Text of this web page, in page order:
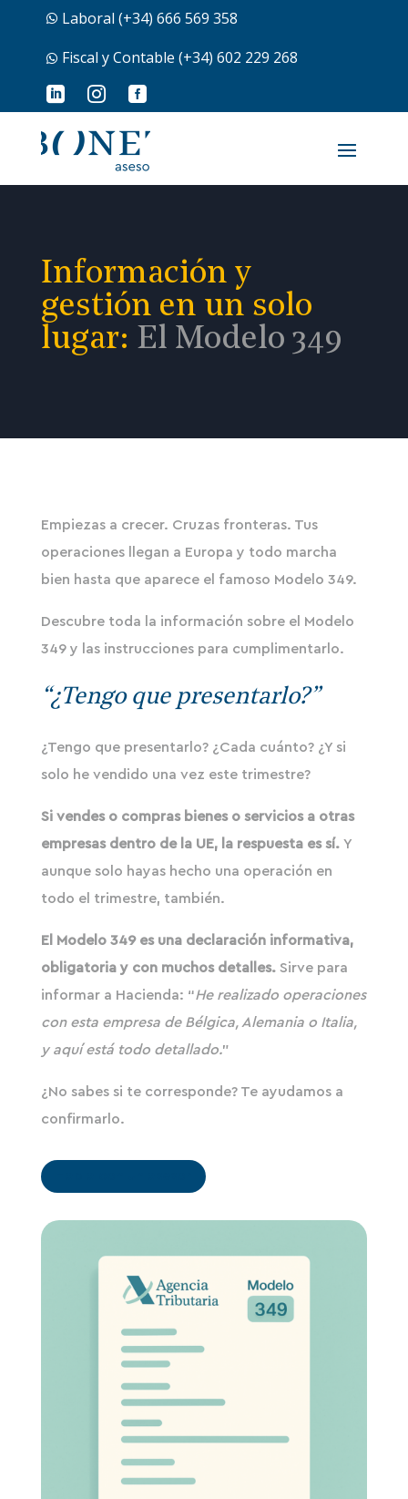
 Laboral (+34) 666 569 358
 Fiscal y Contable (+34) 602 229 268
  
Información y
gestión en un solo
lugar: El Modelo 349
Empiezas a crecer. Cruzas fronteras. Tus
operaciones llegan a Europa y todo marcha
bien hasta que aparece el famoso Modelo 349.
Descubre toda la información sobre el Modelo
349 y las instrucciones para cumplimentarlo.
“¿Tengo que presentarlo?”
¿Tengo que presentarlo? ¿Cada cuánto? ¿Y si
solo he vendido una vez este trimestre?
Si vendes o compras bienes o servicios a otras
empresas dentro de la UE, la respuesta es sí. Y
aunque solo hayas hecho una operación en
todo el trimestre, también.
El Modelo 349 es una declaración informativa,
obligatoria y con muchos detalles.Sirve para
informar a Hacienda: “He realizado operaciones
con esta empresa de Bélgica, Alemania o Italia,
y aquí está todo detallado.”
¿No sabes si te corresponde? Te ayudamos a
confirmarlo.